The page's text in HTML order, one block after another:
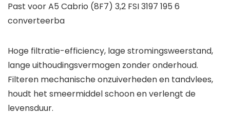
Past voor A5 Cabrio (8F7) 3,2 FSI 3197 195 6
converteerba
Hoge filtratie-efficiency, lage stromingsweerstand,
lange uithoudingsvermogen zonder onderhoud.
Filteren mechanische onzuiverheden en tandvlees,
houdt het smeermiddel schoon en verlengt de
levensduur.